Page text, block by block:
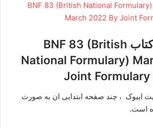
ادرس اینترنتی کتاب BNF 83 (British National Formulary)
March 2022 By Joint
دانلود رایگان کتاب BNF 83 (British
National Formulary)
Joint
ایبوک ، چند صفحه ابتدایی ان به صورت
است.